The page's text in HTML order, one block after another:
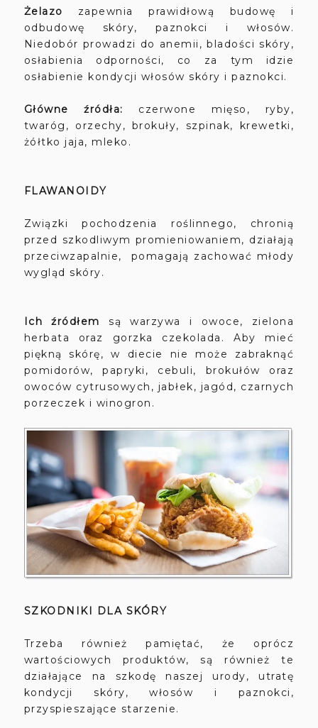
Żelazo zapewnia prawidłową budowę i
odbudowę skóry, paznokci i włosów.
Niedobór prowadzi do anemii, bladości skóry,
osłabienia odporności, co za tym idzie
osłabienie kondycji włosów skóry i paznokci.
Główne źródła: czerwone mięso, ryby,
twaróg, orzechy, brokuły, szpinak, krewetki,
żółtko jaja, mleko.
FLAWANOIDY
Związki pochodzenia roślinnego, chronią
przed szkodliwym promieniowaniem, działają
przeciwzapalnie, pomagają zachować młody
wygląd skóry.
Ich źródłem
są warzywa i owoce, zielona
herbata oraz gorzka czekolada. Aby mieć
piękną skórę, w diecie nie może zabraknąć
pomidorów, papryki, cebuli, brokułów oraz
owoców cytrusowych, jabłek, jagód, czarnych
porzeczek i winogron.
SZKODNIKI DLA SKÓRY
Trzeba również pamiętać, że oprócz
wartościowych produktów, są również te
działające na szkodę naszej urody, utratę
kondycji skóry, włosów i paznokci,
przyspieszające starzenie.